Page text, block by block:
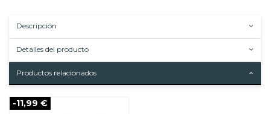
Descripción
Detalles del producto
Productos relacionados
-11,99 €